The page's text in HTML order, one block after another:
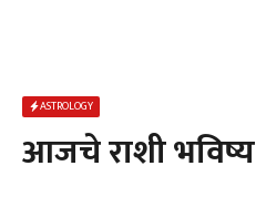
ASTROLOGY
आजचे राशी